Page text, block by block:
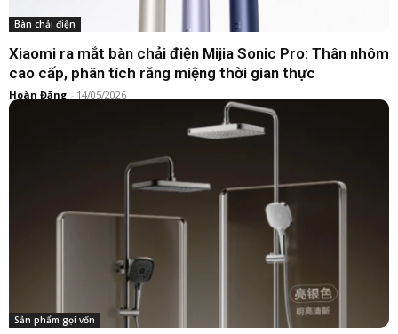
Bàn chải điện
Xiaomi ra mắt bàn chải điện Mijia Sonic Pro: Thân nhôm
cao cấp, phân tích răng miệng thời gian thực
Hoàn Đặng - 14/05/2026
Sản phẩm gọi vốn